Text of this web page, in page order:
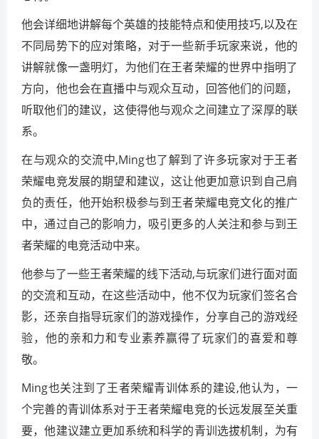
他会详细地讲解每个英雄的技能特点和使用技巧,以及在
不同局势下的应对策略，对于一些新手玩家来说，他的
讲解就像一盏明灯，为他们在王者荣耀的世界中指明了
方向，他也会在直播中与观众互动，回答他们的问题，
听取他们的建议，这使得他与观众之间建立了深厚的联
系。
在与观众的交流中,Ming也了解到了许多玩家对于王者
荣耀电竞发展的期望和建议，这让他更加意识到自己肩
负的责任，他开始积极参与到王者荣耀电竞文化的推广
中，通过自己的影响力，吸引更多的人关注和参与到王
者荣耀的电竞活动中来。
他参与了一些王者荣耀的线下活动,与玩家们进行面对面
的交流和互动，在这些活动中，他不仅为玩家们签名合
影，还亲自指导玩家们的游戏操作，分享自己的游戏经
验，他的亲和力和专业素养赢得了玩家们的喜爱和尊
敬。
Ming也关注到了王者荣耀青训体系的建设,他认为，一
个完善的青训体系对于王者荣耀电竞的长远发展至关重
要，他建议建立更加系统和科学的青训选拔机制，为有